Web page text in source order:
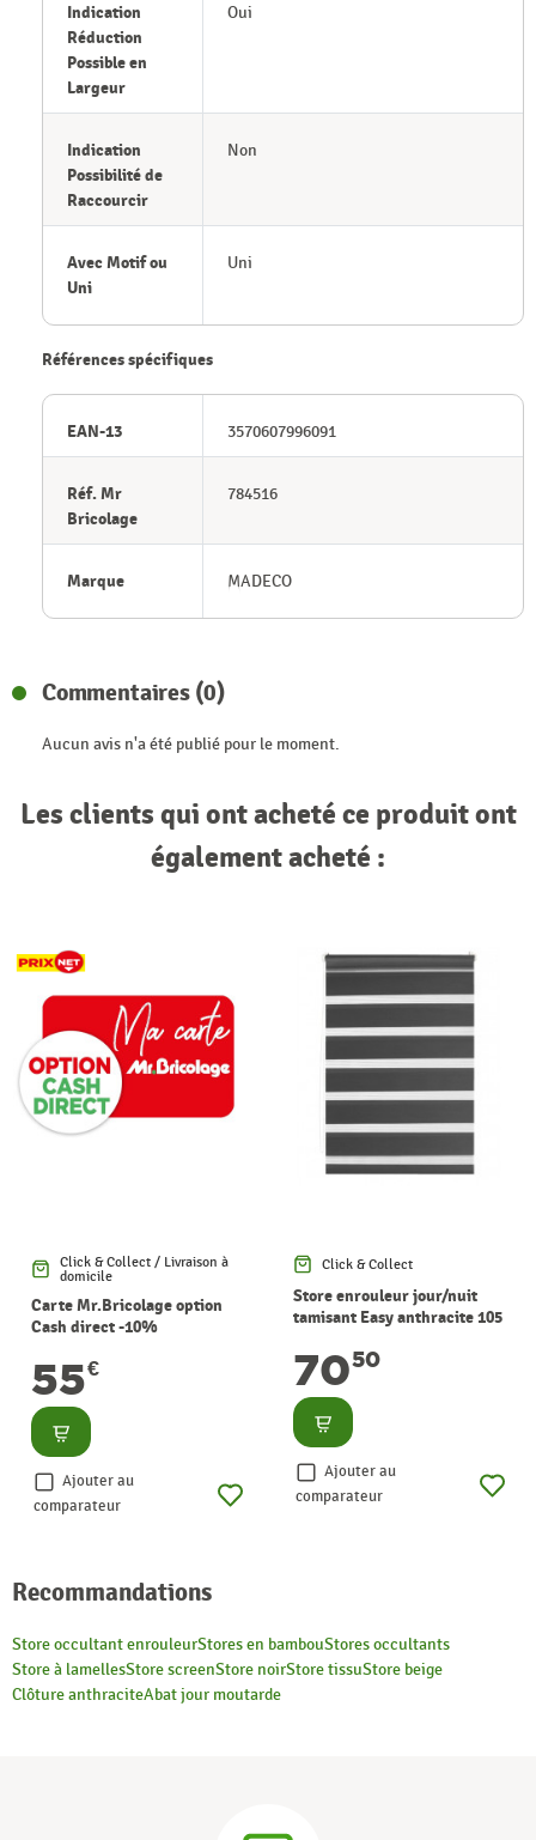
Indication
Réduction
Possible en
Largeur
Oui
Indication
Possibilité de
Raccourcir
Non
Avec Motif ou
Uni
Uni
Références spécifiques
EAN-13 3570607996091
Réf. Mr
Bricolage
784516
Marque MADECO
Commentaires (0)
Aucun avis n'a été publié pour le moment.
Les clients qui ont acheté ce produit ont
également acheté :
Click & Collect / Livraison à
domicile
Carte Mr.Bricolage option
Cash direct -10%
55€
Consulter
Ajouter au
comparateur
Click & Collect
Store enrouleur jour/nuit
tamisant Easy anthracite 105
7050
Consulter
Ajouter au
comparateur
Recommandations
Store occultant enrouleurStores en bambouStores occultants
Store à lamellesStore screenStore noirStore tissuStore beige
Clôture anthraciteAbat jour moutarde